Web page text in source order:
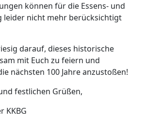
können für die Essens- und
leider nicht mehr berücksichtigt
darauf, dieses historische
mit Euch zu feiern und
nächsten 100 Jahre anzustoßen!
festlichen Grüßen,
KKBG